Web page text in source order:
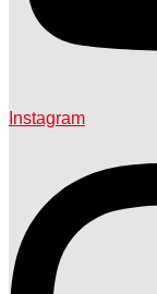
Instagram